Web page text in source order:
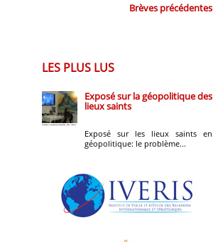
Brèves précédentes
LES PLUS LUS
Exposé sur la géopolitique des
lieux saints
Exposé sur les lieux saints en
géopolitique: le problème...